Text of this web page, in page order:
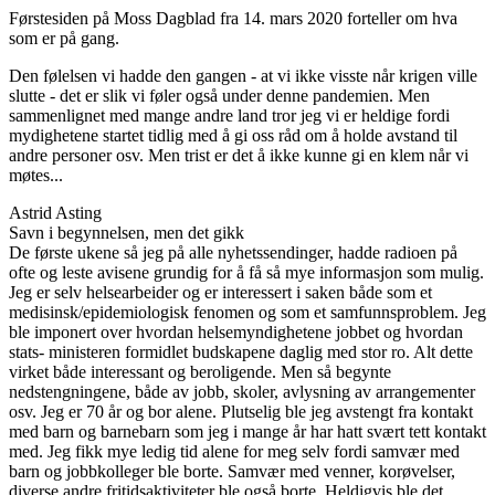
Førstesiden på Moss Dagblad fra 14. mars 2020 forteller om hva
som er på gang.
Den følelsen vi hadde den gangen - at vi ikke visste når krigen ville
slutte - det er slik vi føler også under denne pandemien. Men
sammenlignet med mange andre land tror jeg vi er heldige fordi
mydighetene startet tidlig med å gi oss råd om å holde avstand til
andre personer osv. Men trist er det å ikke kunne gi en klem når vi
møtes...
Astrid Asting
Savn i begynnelsen, men det gikk
De første ukene så jeg på alle nyhetssendinger, hadde radioen på
ofte og leste avisene grundig for å få så mye informasjon som mulig.
Jeg er selv helsearbeider og er interessert i saken både som et
medisinsk/epidemiologisk fenomen og som et samfunnsproblem. Jeg
ble imponert over hvordan helsemyndighetene jobbet og hvordan
stats- ministeren formidlet budskapene daglig med stor ro. Alt dette
virket både interessant og beroligende. Men så begynte
nedstengningene, både av jobb, skoler, avlysning av arrangementer
osv. Jeg er 70 år og bor alene. Plutselig ble jeg avstengt fra kontakt
med barn og barnebarn som jeg i mange år har hatt svært tett kontakt
med. Jeg fikk mye ledig tid alene for meg selv fordi samvær med
barn og jobbkolleger ble borte. Samvær med venner, korøvelser,